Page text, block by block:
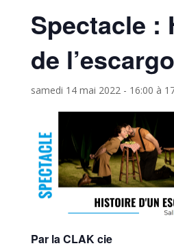
Spectacle :
de
samedi 14 mai 2022 - 16:00 à
Par la CLAK cie